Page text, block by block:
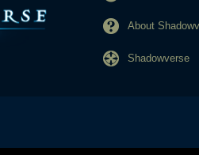
About
Shadowverse